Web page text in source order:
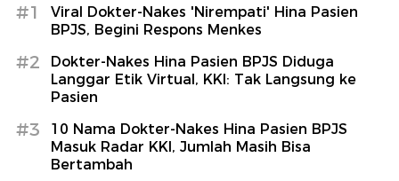
#1
Viral Dokter-Nakes 'Nirempati' Hina Pasien
BPJS, Begini Respons Menkes
#2
Dokter-Nakes Hina Pasien BPJS Diduga
Langgar Etik Virtual, KKI: Tak Langsung ke
Pasien
#3
10 Nama Dokter-Nakes Hina Pasien BPJS
Masuk Radar KKI, Jumlah Masih Bisa
Bertambah